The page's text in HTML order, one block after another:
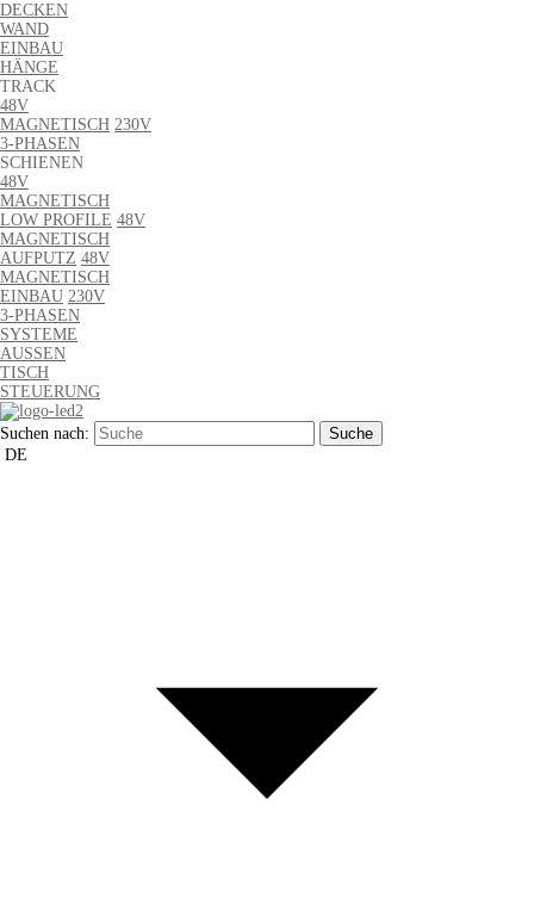
DECKEN
WAND
EINBAU
HÄNGE
TRACK
48V
MAGNETISCH 230V
3-PHASEN
SCHIENEN
48V
MAGNETISCH
LOW PROFILE 48V
MAGNETISCH
AUFPUTZ 48V
MAGNETISCH
EINBAU 230V
3-PHASEN
SYSTEME
AUSSEN
TISCH
STEUERUNG
Suchen nach:
DE